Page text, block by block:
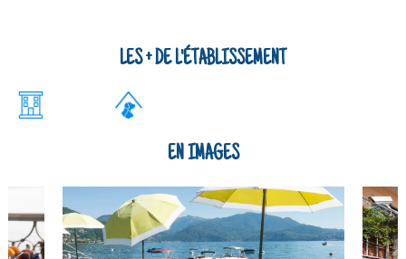
LES + DE L'ÉTABLISSEMENT
EN IMAGES